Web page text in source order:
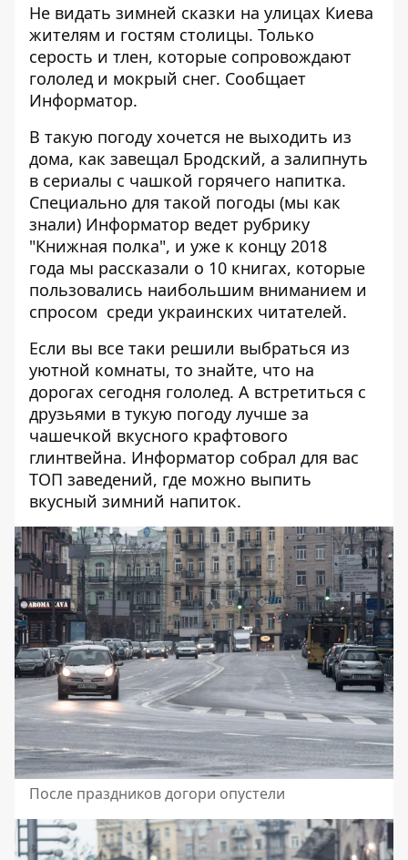
Не видать зимней сказки на улицах Киева
жителям и гостям столицы. Только
серость и тлен, которые сопровождают
гололед и мокрый снег. Сообщает
Информатор.
В такую погоду хочется не выходить из
дома, как завещал Бродский, а залипнуть
в сериалы с чашкой горячего напитка.
Специально для такой погоды (мы как
знали) Информатор ведет рубрику
"Книжная полка", и уже к концу 2018
года мы рассказали о 10 книгах, которые
пользовались наибольшим вниманием и
спросом среди украинских читателей.
Если вы все таки решили выбраться из
уютной комнаты, то знайте, что на
дорогах сегодня гололед. А встретиться с
друзьями в тукую погоду лучше за
чашечкой вкусного крафтового
глинтвейна. Информатор собрал для вас
ТОП заведений, где можно выпить
вкусный зимний напиток.
После праздников догори опустели